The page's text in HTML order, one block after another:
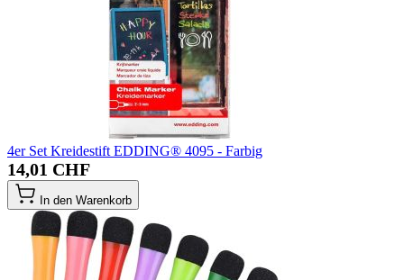
4er Set Kreidestift EDDING® 4095 - Farbig
14,01 CHF
In den Warenkorb